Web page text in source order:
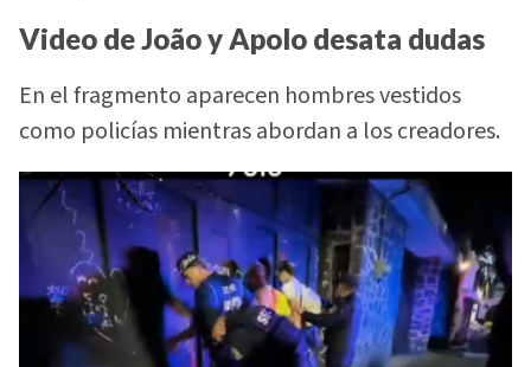
Video de João y Apolo desata dudas
En el fragmento aparecen hombres vestidos
como policías mientras abordan a los creadores.